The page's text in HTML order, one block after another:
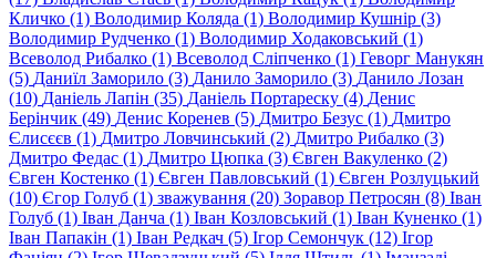
Кличко (1) Володимир Коляда (1) Володимир Кушнір (3)
Володимир Рудченко (1) Володимир Ходаковський (1)
Всеволод Рибалко (1) Всеволод Сліпченко (1) Геворг Манукян
(5) Даниїл Заморило (3) Данило Заморило (3) Данило Лозан
(10) Даніель Лапін (35) Даніель Портареску (4) Денис
Берінчик (49) Денис Коренев (5) Дмитро Безус (1) Дмитро
Єлисєєв (1) Дмитро Ловчинський (2) Дмитро Рибалко (3)
Дмитро Федас (1) Дмитро Цюпка (3) Євген Вакуленко (2)
Євген Костенко (1) Євген Павловський (1) Євген Розлуцький
(10) Єгор Голуб (1) зважування (20) Зоравор Петросян (8) Іван
Голуб (1) Іван Данча (1) Іван Козловський (1) Іван Куненко (1)
Іван Папакін (1) Іван Редкач (5) Ігор Семончук (12) Ігор